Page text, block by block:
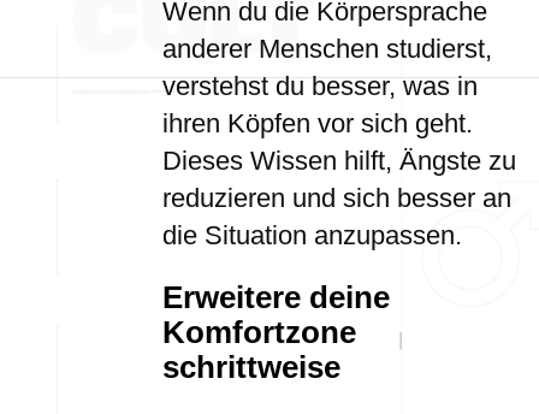
Wenn du die Körpersprache
anderer Menschen studierst,
verstehst du besser, was in
ihren Köpfen vor sich geht.
Dieses Wissen hilft, Ängste zu
reduzieren und sich besser an
die Situation anzupassen.
Erweitere deine
Komfortzone
schrittweise